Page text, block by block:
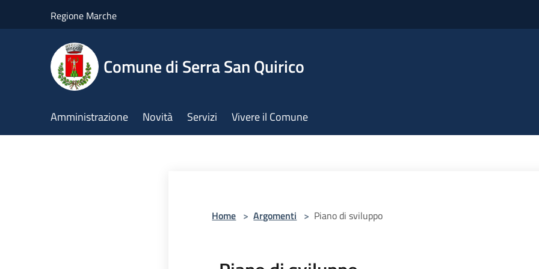
Regione Marche
Comune di Serra San Quirico
Amministrazione Novità Servizi Vivere il Comune
Home > Argomenti > Piano di sviluppo